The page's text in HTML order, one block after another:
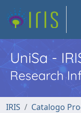
UniSa -
Research
IRIS
Catalogo